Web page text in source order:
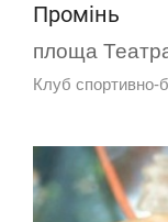
Промінь
площа
Клуб спортивно-